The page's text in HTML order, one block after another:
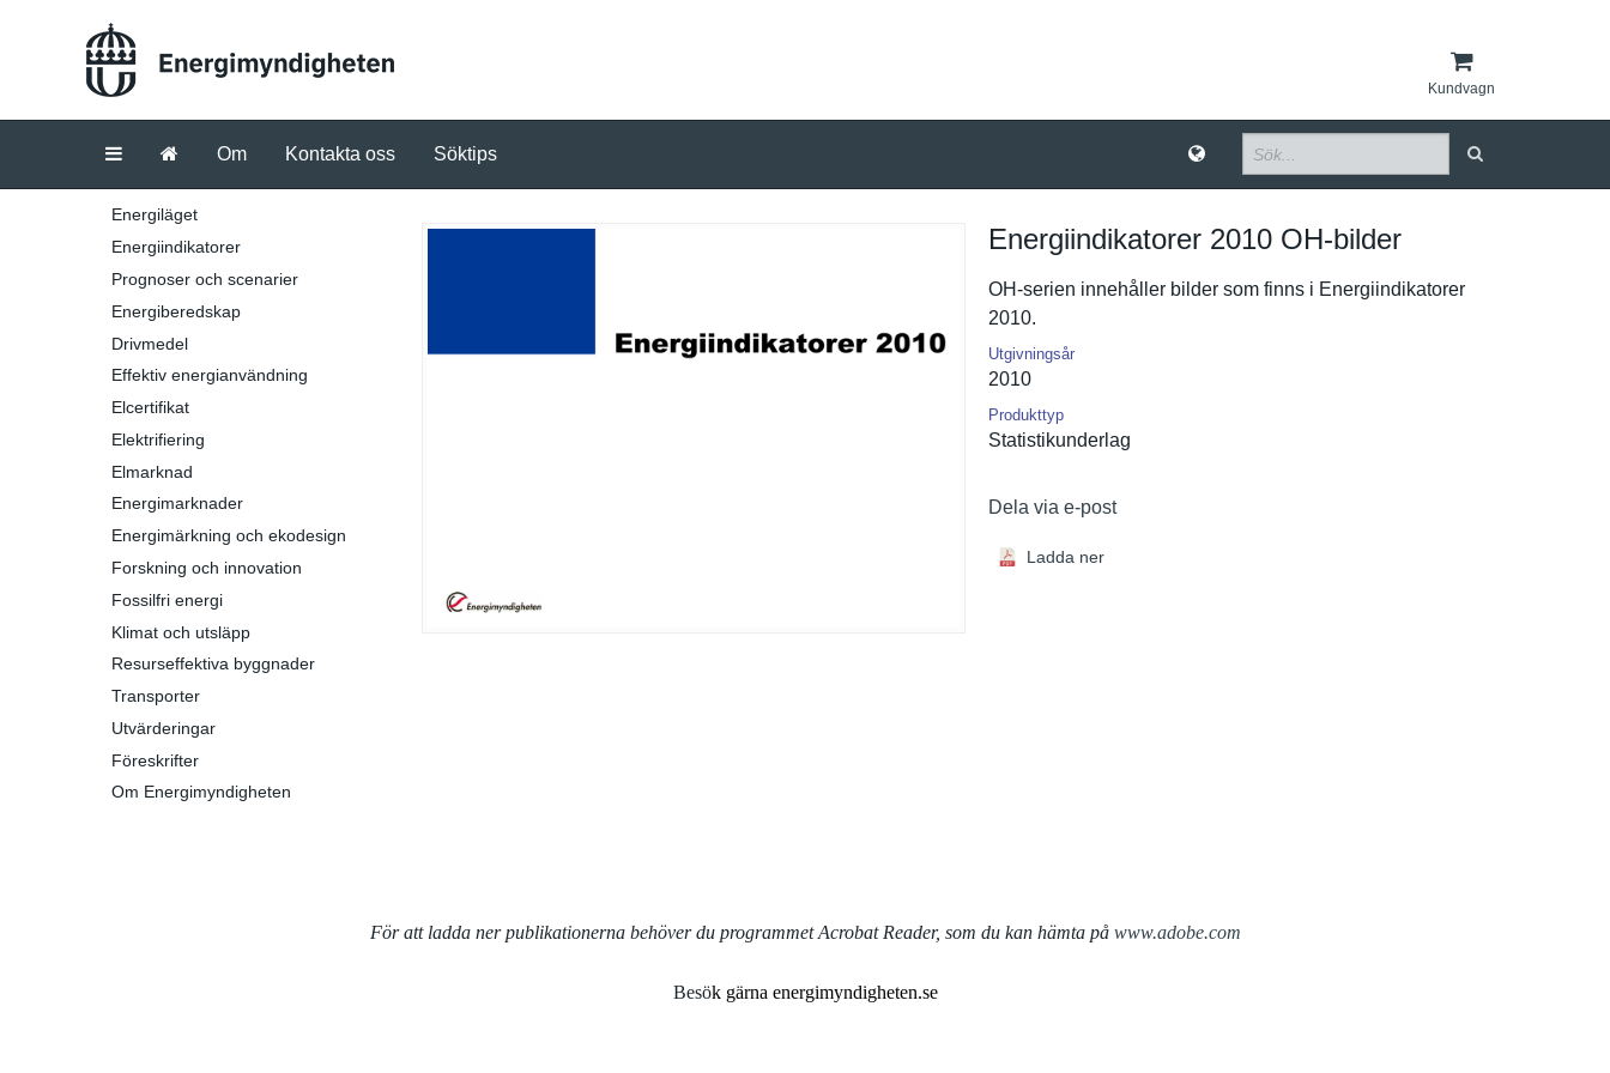
Kundvagn
Om Kontakta oss Söktips
Energiläget
Energiindikatorer
Prognoser och scenarier
Energiberedskap
Drivmedel
Effektiv energianvändning
Elcertifikat
Elektrifiering
Elmarknad
Energimarknader
Energimärkning och ekodesign
Forskning och innovation
Fossilfri energi
Klimat och utsläpp
Resurseffektiva byggnader
Transporter
Utvärderingar
Föreskrifter
Om Energimyndigheten
Energiindikatorer 2010 OH-​bilder
OH-serien innehåller bilder som finns i Energiindi­katorer
2010.
Utgivningsår
2010
Produkttyp
Statistiku­nderlag
Dela via e-post
Ladda ner
För att ladda ner publikationerna behöver du programmet Acrobat Reader, som du kan hämta på www.adobe.com
Besök gärna energimyndigheten.se